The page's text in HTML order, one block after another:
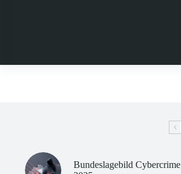
Bundeslagebild Cybercrime